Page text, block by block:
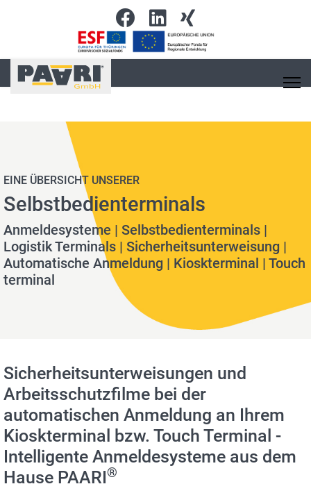
EINE ÜBERSICHT UNSERER
Selbstbedienterminals
Anmeldesysteme | Selbstbedienterminals |
Logistik Terminals | Sicherheitsunterweisung |
Automatische Anmeldung | Kioskterminal | Touch
terminal
Sicherheitsunterweisungen und
Arbeitsschutzfilme bei der
automatischen Anmeldung an Ihrem
Kioskterminal bzw. Touch Terminal -
Intelligente Anmeldesysteme aus dem
Hause PAARI®